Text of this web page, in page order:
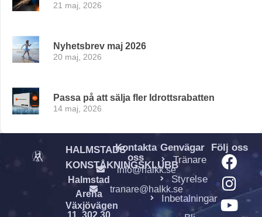
21 maj, 2026
Nyhetsbrev maj 2026
20 maj, 2026
Passa på att sälja fler Idrottsrabatten
14 maj, 2026
HALMSTADS
KONSTÅKNINGSKLUBB
Halmstad
Arena
Växjövägen
11, 302 30
Kontakta
oss
info@halkk.se
tranare@halkk.se
Genvägar
Tränare
Styrelse
Inbetalningar
Följ oss